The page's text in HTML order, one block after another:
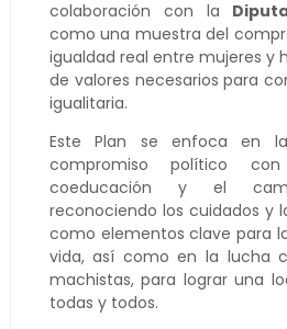
colaboración con la
como una muestra del
igualdad real entre mujeres y
de valores necesarios para
igualitaria.
Este Plan se enfoca en
compromiso político
coeducación y el
reconociendo los cuidados y
como elementos clave para
vida, así como en la lucha
machistas, para lograr una
todas y todos.